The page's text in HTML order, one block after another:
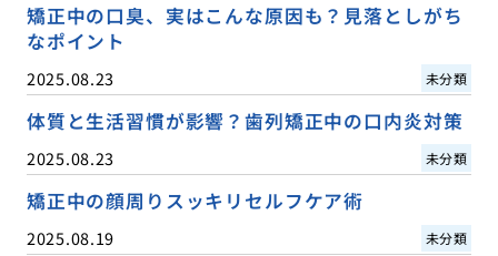
矯正中の口臭、実はこんな原因も？見落としがち
なポイント
2025.08.23 未分類
体質と生活習慣が影響？歯列矯正中の口内炎対策
2025.08.23 未分類
矯正中の顔周りスッキリセルフケア術
2025.08.19 未分類